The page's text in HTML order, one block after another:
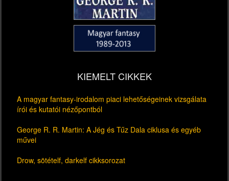
KIEMELT CIKKEK
A magyar fantasy-irodalom piaci lehetőségeinek vizsgálata
írói és kutatói nézőpontból
George R. R. Martin: A Jég és Tűz Dala ciklusa és egyéb
művei
Drow, sötételf, darkelf cikksorozat